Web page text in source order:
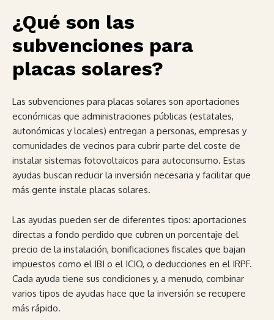
¿Qué son las
subvenciones para
placas solares?
Las subvenciones para placas solares son aportaciones
económicas que administraciones públicas (estatales,
autonómicas y locales) entregan a personas, empresas y
comunidades de vecinos para cubrir parte del coste de
instalar sistemas fotovoltaicos para autoconsumo. Estas
ayudas buscan reducir la inversión necesaria y facilitar que
más gente instale placas solares.
Las ayudas pueden ser de diferentes tipos: aportaciones
directas a fondo perdido que cubren un porcentaje del
precio de la instalación, bonificaciones fiscales que bajan
impuestos como el IBI o el ICIO, o deducciones en el IRPF.
Cada ayuda tiene sus condiciones y, a menudo, combinar
varios tipos de ayudas hace que la inversión se recupere
más rápido.